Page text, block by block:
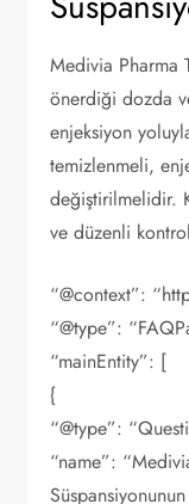
Medivia Pharma
önerdiği dozda
enjeksiyon
temizlenmeli,
değiştirilmelidir.
ve düzenli
“@context”:
“@type”:
“mainEntity”: [
{
“@type”:
“name”: